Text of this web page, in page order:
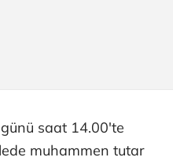
saat 14.00'te
muhammen tutar